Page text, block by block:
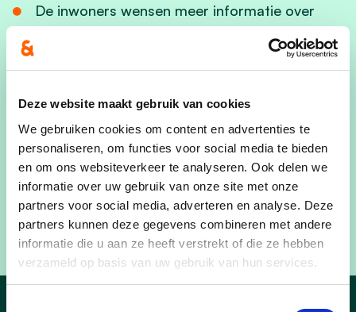
Deze website maakt gebruik van cookies
We gebruiken cookies om content en advertenties te
personaliseren, om functies voor social media te bieden
en om ons websiteverkeer te analyseren. Ook delen we
informatie over uw gebruik van onze site met onze
partners voor social media, adverteren en analyse. Deze
partners kunnen deze gegevens combineren met andere
informatie die u aan ze heeft verstrekt of die ze hebben
verzameld op basis van uw gebruik van hun services.
De inwoners wensen meer informatie over
subsidies en premies, de beslissingen van de
gemeenteraad en het college en verhalen over
inwoners van Laakdal.
Meer dan 2/3evan de respondenten geeft aan
voorstander te zijn van het gebruik van
WhatsApp of de opstart van de Mijn
Burgerprofiel app.
Je kan het volledige rapport bekijken via dezelink